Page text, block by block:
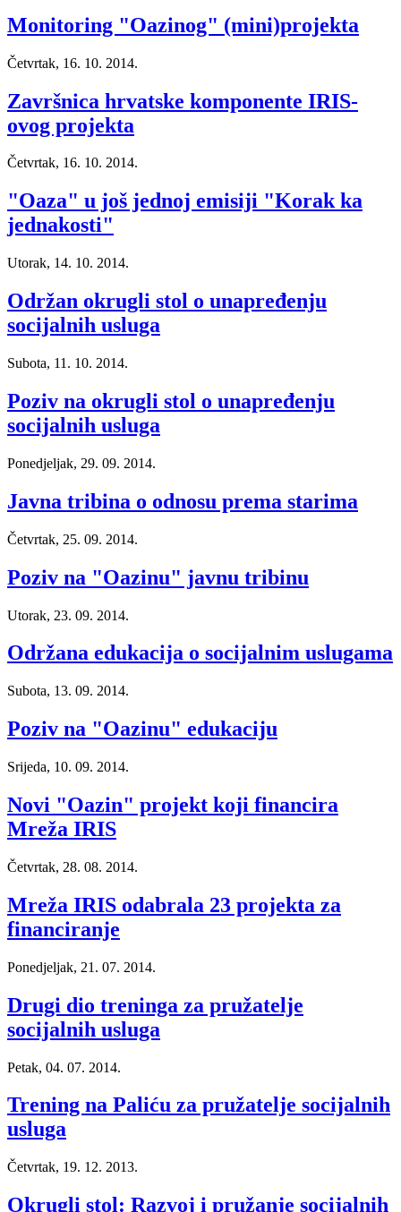
Monitoring "Oazinog" (mini)projekta
Četvrtak, 16. 10. 2014.
Završnica hrvatske komponente IRIS-
ovog projekta
Četvrtak, 16. 10. 2014.
"Oaza" u još jednoj emisiji "Korak ka
jednakosti"
Utorak, 14. 10. 2014.
Održan okrugli stol o unapređenju
socijalnih usluga
Subota, 11. 10. 2014.
Poziv na okrugli stol o unapređenju
socijalnih usluga
Ponedjeljak, 29. 09. 2014.
Javna tribina o odnosu prema starima
Četvrtak, 25. 09. 2014.
Poziv na "Oazinu" javnu tribinu
Utorak, 23. 09. 2014.
Održana edukacija o socijalnim uslugama
Subota, 13. 09. 2014.
Poziv na "Oazinu" edukaciju
Srijeda, 10. 09. 2014.
Novi "Oazin" projekt koji financira
Mreža IRIS
Četvrtak, 28. 08. 2014.
Mreža IRIS odabrala 23 projekta za
financiranje
Ponedjeljak, 21. 07. 2014.
Drugi dio treninga za pružatelje
socijalnih usluga
Petak, 04. 07. 2014.
Trening na Paliću za pružatelje socijalnih
usluga
Četvrtak, 19. 12. 2013.
Okrugli stol: Razvoj i pružanje socijalnih